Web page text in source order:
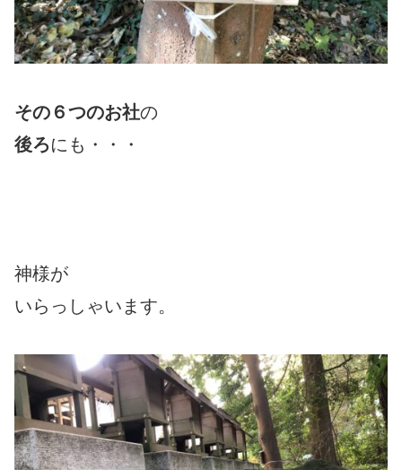
その６つのお社の
後ろにも・・・
神様が
いらっしゃいます。